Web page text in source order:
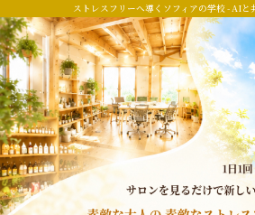
ストレスフリーへ導くソフィアの学校 - AIと